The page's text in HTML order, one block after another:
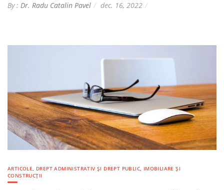
By : Dr. Radu Catalin Pavel dec. 16, 2022
ARTICOLE, DREPT ADMINISTRATIV ȘI DREPT PUBLIC, IMOBILIARE ȘI
CONSTRUCȚII